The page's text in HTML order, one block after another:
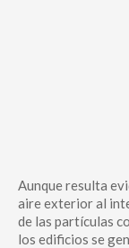
Aunque resulta
aire exterior al
de las partículas
los edificios se